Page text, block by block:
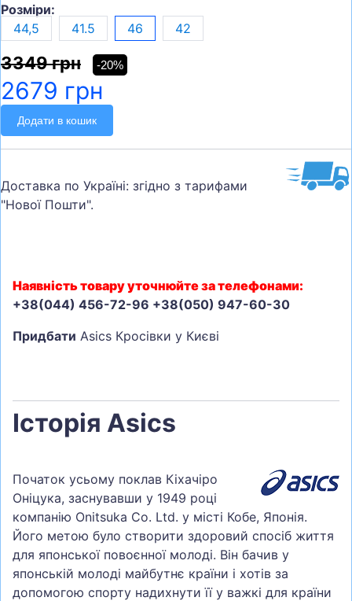
Розміри:
44,5
41.5 46 42
3349 грн -20%
2679 грн
Додати в кошик
Доставка по Україні: згідно з тарифами
"Нової Пошти".
Наявність товару уточнюйте за телефонами:
+38(044) 456-72-96 +38(050) 947-60-30
Придбати Asics Кросівки у Києві
Історія Asics
Початок усьому поклав Кіхачіро
Оніцука, заснувавши у 1949 році
компанію Onitsuka Co. Ltd. у місті Кобе, Японія.
Його метою було створити здоровий спосіб життя
для японської повоєнної молоді. Він бачив у
японській молоді майбутнє країни і хотів за
допомогою спорту надихнути її у важкі для країни